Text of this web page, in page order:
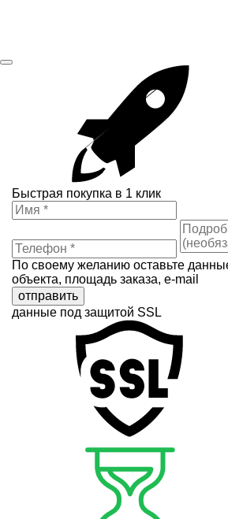
Быстрая покупка в 1 клик
По своему желанию оставьте
объекта, площадь заказа, e-mail
отправить
данные под защитой SSL